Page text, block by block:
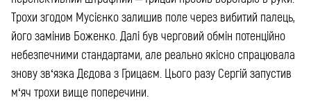
Трохи згодом Мусієнко залишив поле через вибитий палець,
його замінив Боженко. Далі був черговий обмін потенційно
небезпечними стандартами, але реально якісно спрацювала
знову зв‘язка Дєдова з Грицаєм. Цього разу Сергій запустив
м‘яч трохи вище поперечини.